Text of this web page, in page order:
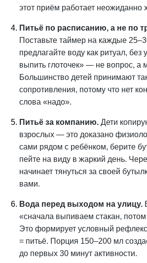
этот приём работает неожиданно
Питьё по расписанию, а не по
Поставьте таймер на каждые
предлагайте воду как ритуал, без
выпить глоточек» — не вопрос, а
Большинство детей принимают
сопротивления, потому что нет
слова «надо».
Питьё за компанию. Дети
взрослых — это доказано
сами рядом с ребёнком, берите
пейте на виду в жаркий день.
начинает тянуться за своей
вами.
Вода перед выходом на улицу.
«сначала выпиваем стакан, потом
Это формирует условный
= питьё. Порция 150–200 мл
до первых 30 минут активности.